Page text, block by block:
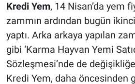
Kredi Yem, 14 Nisan’da yem
zammın ardından bugün
yaptı. Arka arkaya yapılan
gibi ‘Karma Hayvan Yemi
Sözleşmesi’nde de
Kredi Yem, daha öncesinden